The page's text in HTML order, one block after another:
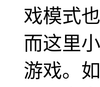
戏模式
而这里
游戏。